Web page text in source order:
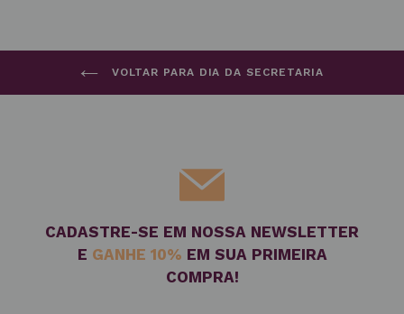
VOLTAR PARA DIA DA SECRETARIA
CADASTRE-SE EM NOSSA NEWSLETTER
E GANHE 10% EM SUA PRIMEIRA
COMPRA!